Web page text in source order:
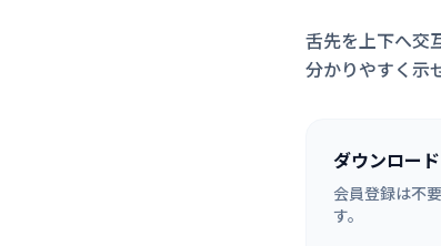
舌先を上下へ交
分かりやすく示
ダウンロード
会員登録は不
す。